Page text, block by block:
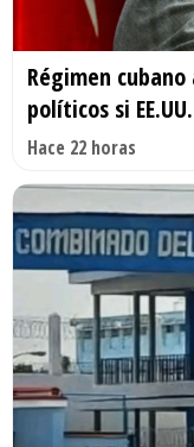
Régimen
políticos si
Hace 22 horas